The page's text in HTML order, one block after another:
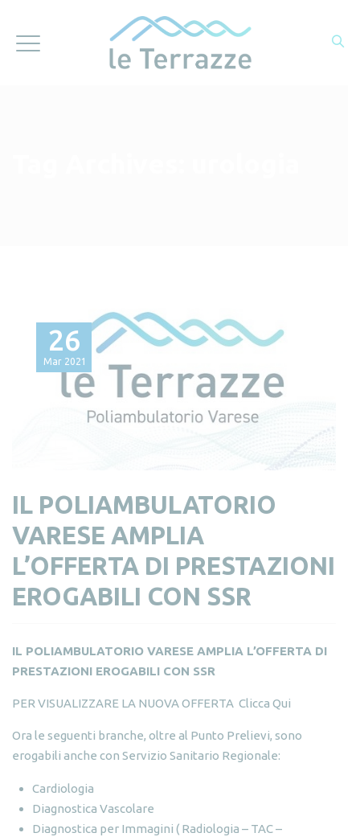
26
Mar 2021
IL POLIAMBULATORIO
VARESE AMPLIA
L’OFFERTA DI PRESTAZIONI
EROGABILI CON SSR
IL POLIAMBULATORIO VARESE AMPLIA L’OFFERTA DI
PRESTAZIONI EROGABILI CON SSR
PER VISUALIZZARE LA NUOVA OFFERTA Clicca Qui
Ora le seguenti branche, oltre al Punto Prelievi, sono
erogabili anche con Servizio Sanitario Regionale:
Cardiologia
Diagnostica Vascolare
Diagnostica per Immagini ( Radiologia – TAC –